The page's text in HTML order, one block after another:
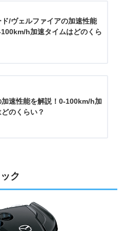
/ヴェルファイアの加速性能
h加速タイムはどのくら
加速性能を解説！0-100km/h加
のくらい？
ク